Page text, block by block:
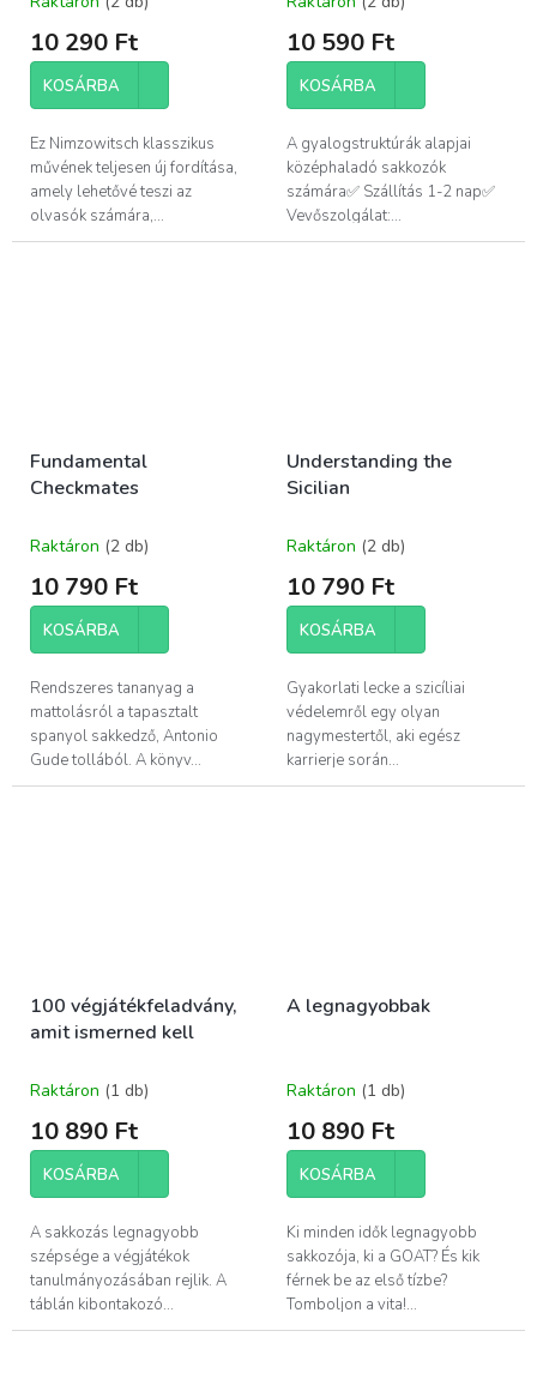
10 290 Ft
KOSÁRBA
Ez Nimzowitsch klasszikus
művének teljesen új fordítása,
amely lehetővé teszi az
olvasók számára,...
10 590 Ft
KOSÁRBA
A gyalogstruktúrák alapjai
középhaladó sakkozók
számára✅ Szállítás 1-2 nap✅
Vevőszolgálat:...
Fundamental
Checkmates
Raktáron (2 db)
10 790 Ft
KOSÁRBA
Rendszeres tananyag a
mattolásról a tapasztalt
spanyol sakkedző, Antonio
Gude tollából. A könyv...
Understanding the
Sicilian
Raktáron (2 db)
10 790 Ft
KOSÁRBA
Gyakorlati lecke a szicíliai
védelemről egy olyan
nagymestertől, aki egész
karrierje során...
100 végjátékfeladvány,
amit ismerned kell
Raktáron (1 db)
10 890 Ft
KOSÁRBA
A sakkozás legnagyobb
szépsége a végjátékok
tanulmányozásában rejlik. A
táblán kibontakozó...
A legnagyobbak
Raktáron (1 db)
10 890 Ft
KOSÁRBA
Ki minden idők legnagyobb
sakkozója, ki a GOAT? És kik
férnek be az első tízbe?
Tomboljon a vita!...